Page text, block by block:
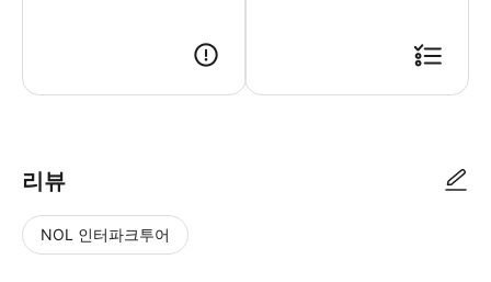
리뷰
NOL 인터파크투어